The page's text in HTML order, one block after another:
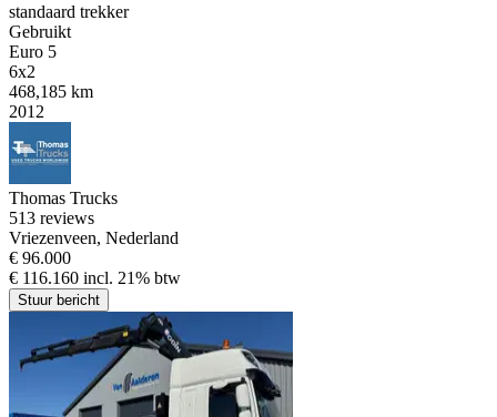
standaard trekker
Gebruikt
Euro 5
6x2
468,185 km
2012
Thomas Trucks
513 reviews
Vriezenveen, Nederland
€ 96.000
€ 116.160 incl. 21% btw
Stuur bericht